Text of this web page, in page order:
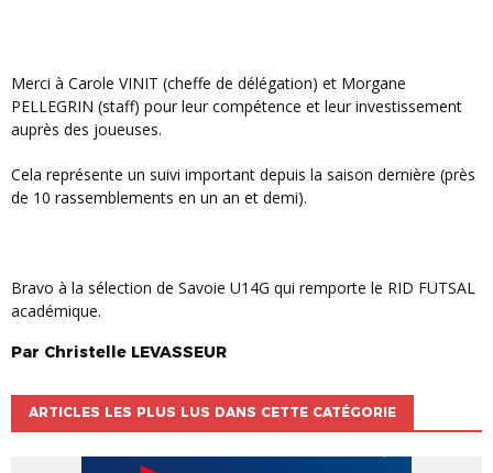
Merci à Carole VINIT (cheffe de délégation) et Morgane
PELLEGRIN (staff) pour leur compétence et leur investissement
auprès des joueuses.
Cela représente un suivi important depuis la saison dernière (près
de 10 rassemblements en un an et demi).
Bravo à la sélection de Savoie U14G qui remporte le RID FUTSAL
académique.
Par Christelle LEVASSEUR
ARTICLES LES PLUS LUS DANS CETTE CATÉGORIE